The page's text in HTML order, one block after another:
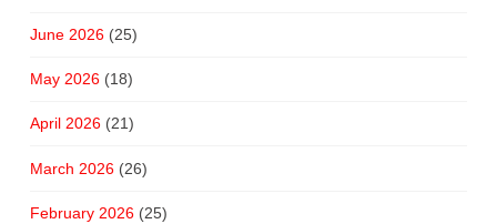
June 2026(25)
May 2026(18)
April 2026(21)
March 2026(26)
February 2026(25)